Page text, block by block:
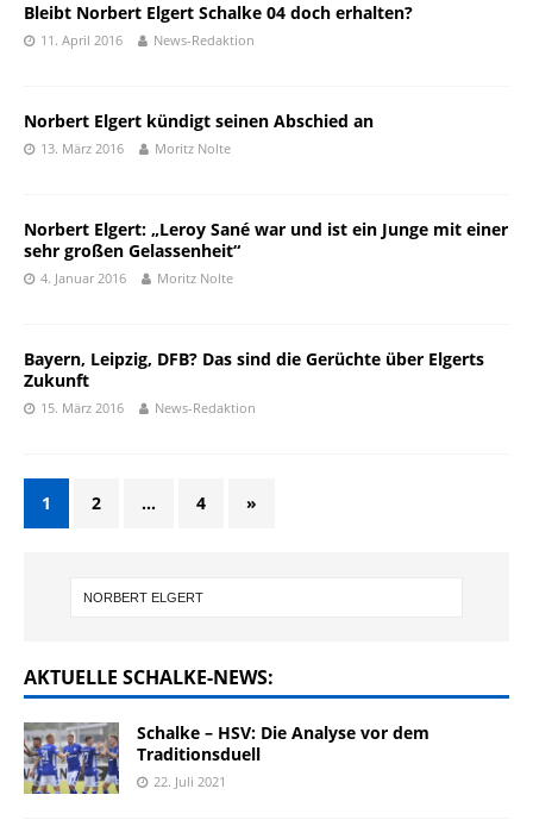
Bleibt Norbert Elgert Schalke 04 doch erhalten?
11. April 2016 News-Redaktion
Norbert Elgert kündigt seinen Abschied an
13. März 2016 Moritz Nolte
Norbert Elgert: „Leroy Sané war und ist ein Junge mit einer
sehr großen Gelassenheit“
4. Januar 2016 Moritz Nolte
Bayern, Leipzig, DFB? Das sind die Gerüchte über Elgerts
Zukunft
15. März 2016 News-Redaktion
1 2 … 4 »
AKTUELLE SCHALKE-NEWS:
Schalke – HSV: Die Analyse vor dem
Traditionsduell
22. Juli 2021